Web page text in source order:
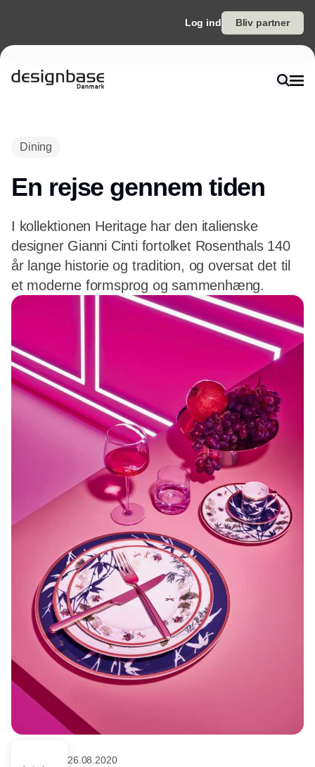
Log ind Bliv partner
Dining
En rejse gennem tiden
I kollektionen Heritage har den italienske
designer Gianni Cinti fortolket Rosenthals 140
år lange historie og tradition, og oversat det til
et moderne formsprog og sammenhæng.
26.08.2020